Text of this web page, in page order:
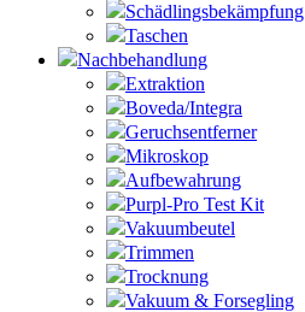
Schädlingsbekämpfung
Taschen
Nachbehandlung
Extraktion
Boveda/Integra
Geruchsentferner
Mikroskop
Aufbewahrung
Purpl-Pro Test Kit
Vakuumbeutel
Trimmen
Trocknung
Vakuum & Forsegling